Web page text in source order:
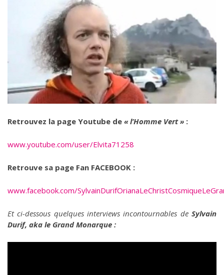
Retrouvez la page Youtube de « l’Homme Vert » :
www.youtube.com/user/Elvita71258
Retrouve sa page Fan FACEBOOK :
www.facebook.com/
Et ci-dessous quelques interviews incontournables de Sylvain
Durif, aka le Grand Monarque :